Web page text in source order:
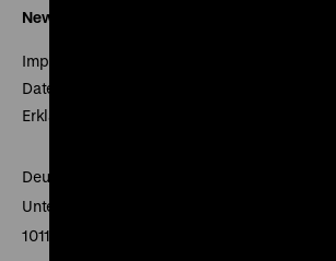
Newsletter
Impressum
Datenschutz
Erklärung digitale Barrierefreiheit
Deutsches Historisches Museum
Unter den Linden 2
10117 Berlin